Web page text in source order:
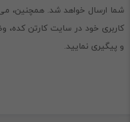
شما ارسال خواهد شد. همچنین،
کاربری خود در سایت کارتن
و پیگیری نمایید.